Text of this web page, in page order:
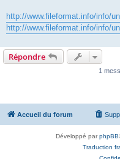
http://www.fileformat.info/info/
http://www.fileformat.info/info/
Répondre
1
Accueil du forum
Développé parphpBB
Traduction